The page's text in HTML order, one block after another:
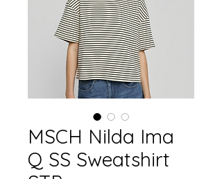
MSCH Nilda Ima
Q SS Sweatshirt